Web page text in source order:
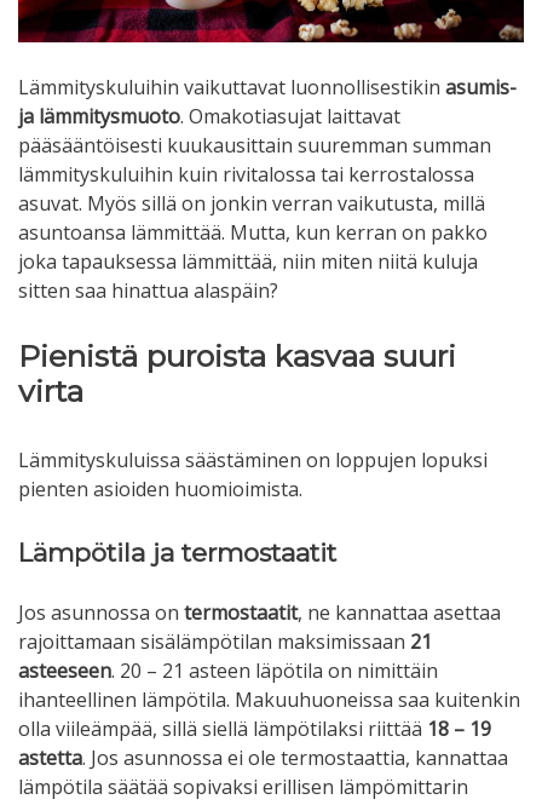
Lämmityskuluihin vaikuttavat luonnollisestikin asumis-
ja lämmitysmuoto. Omakotiasujat laittavat
pääsääntöisesti kuukausittain suuremman summan
lämmityskuluihin kuin rivitalossa tai kerrostalossa
asuvat. Myös sillä on jonkin verran vaikutusta, millä
asuntoansa lämmittää. Mutta, kun kerran on pakko
joka tapauksessa lämmittää, niin miten niitä kuluja
sitten saa hinattua alaspäin?
Pienistä puroista kasvaa suuri
virta
Lämmityskuluissa säästäminen on loppujen lopuksi
pienten asioiden huomioimista.
Lämpötila ja termostaatit
Jos asunnossa on termostaatit, ne kannattaa asettaa
rajoittamaan sisälämpötilan maksimissaan 21
asteeseen. 20 – 21 asteen läpötila on nimittäin
ihanteellinen lämpötila. Makuuhuoneissa saa kuitenkin
olla viileämpää, sillä siellä lämpötilaksi riittää 18 – 19
astetta. Jos asunnossa ei ole termostaattia, kannattaa
lämpötila säätää sopivaksi erillisen lämpömittarin